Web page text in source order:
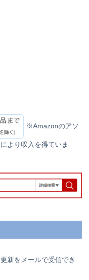
※Amazonのアソ
より収入を得ていま
新をメールで受信でき